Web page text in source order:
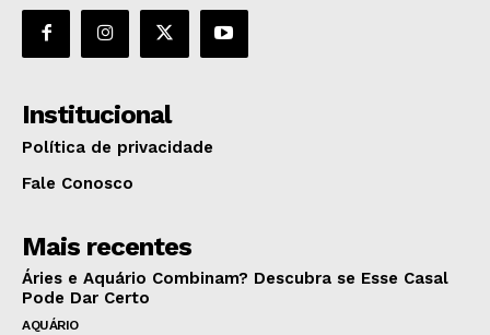
Institucional
Política de privacidade
Fale Conosco
Mais recentes
Áries e Aquário Combinam? Descubra se Esse Casal
Pode Dar Certo
AQUÁRIO